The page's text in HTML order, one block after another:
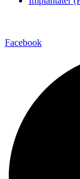
Facebook